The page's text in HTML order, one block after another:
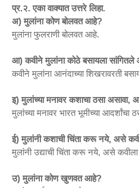
प्र.२. एका वाक्यात उत्तरे लिहा.
अ) मुलांना कोण बोलवत आहे?
मुलांना फुलराणी बोलवत आहे.
आ) कवीने मुलांना कोठे बसायला
कवीने मुलांना आनंदाच्या शिखरावरती
इ) मुलांच्या मनावर कशाचा ठसा असावा,
मुलांच्या मनावर भारत भूमीच्या आदर्शांचा
ई) मुलांनी कशाची चिंता करू नये, असे
मुलांनी उद्याची चिंता करू नये, असे कवीला
उ) मुलांना कोण खुणवत आहे?